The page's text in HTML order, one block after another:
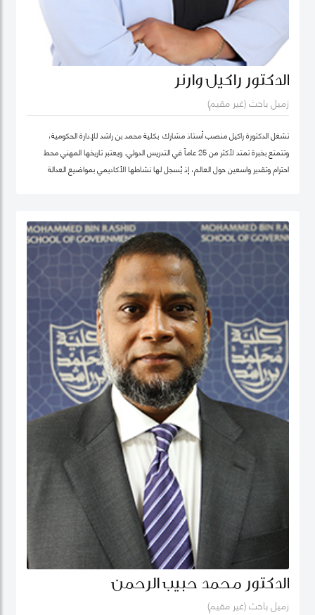
الدكتور راكيل وارنر
زميل باحث (غير مقيم)
تشغل الدكتورة راكيل منصب أستاذ مشارك بكلية محمد بن راشد للإدارة الحكومية،
وتتمتع بخبرة تمتد لأكثر من 25 عاماً في التدريس الدولي. ويعتبر تاريخها المهني محط
احترام وتقدير واسعين حول العالم، إذ يُسجل لها نشاطها الأكاديمي بمواضيع العدالة
مساعدة تعليمية.
الدكتور محمد حبيب الرحمن
زميل باحث (غير مقيم)